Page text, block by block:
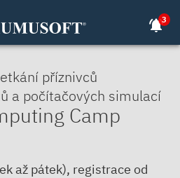
notifications_active3
příznivců
a počítačových simulací
Camp
až pátek), registrace od